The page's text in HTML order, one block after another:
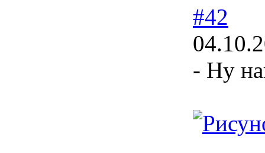
#42
- Ну